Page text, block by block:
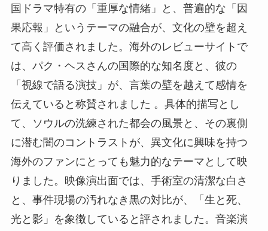
国ドラマ特有の「重厚な情緒」と、普遍的な「因
果応報」というテーマの融合が、文化の壁を超え
て高く評価されました。海外のレビューサイトで
は、パク・ヘスさんの国際的な知名度と、彼の
「視線で語る演技」が、言葉の壁を越えて感情を
伝えていると称賛されました 。具体的描写とし
て、ソウルの洗練された都会の風景と、その裏側
に潜む闇のコントラストが、異文化に興味を持つ
海外のファンにとっても魅力的なテーマとして映
りました。映像演出面では、手術室の清潔な白さ
と、事件現場の汚れなき黒の対比が、「生と死、
光と影」を象徴していると評されました。音楽演